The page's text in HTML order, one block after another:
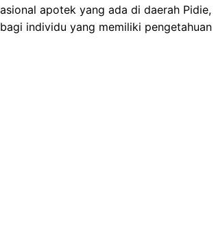
apotek yang ada di daerah Pidie,
individu yang memiliki pengetahuan